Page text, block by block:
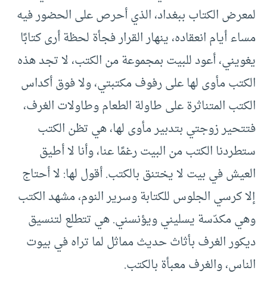
لمعرض الكتاب ببغداد، الذي أحرص على الحضور فيه
مساء أيام انعقاده، ينهار القرار فجأة لحظة أرى كتابًا
يغويني، أعود للبيت بمجموعة من الكتب، لا تجد هذه
الكتب مأوى لها على رفوف مكتبتي، ولا فوق أكداس
الكتب المتناثرة على طاولة الطعام وطاولات الغرف،
فتتحير زوجتي بتدبير مأوى لها، هي تظن الكتب
ستطردنا الكتب من البيت رغمًا عنا، وأنا لا أطيق
العيش في بيت لا يختنق بالكتب. أقول لها: لا أحتاج
إلا كرسي الجلوس للكتابة وسرير النوم، مشهد الكتب
وهي مكدّسة يسليني ويؤنسني. هي تتطلع لتنسيق
ديكور الغرف بأثاث حديث مماثل لما تراه في بيوت
الناس، والغرف معبأة بالكتب.